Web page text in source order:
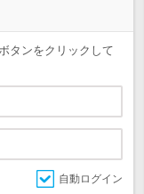
タンをクリックして
自動ログイン